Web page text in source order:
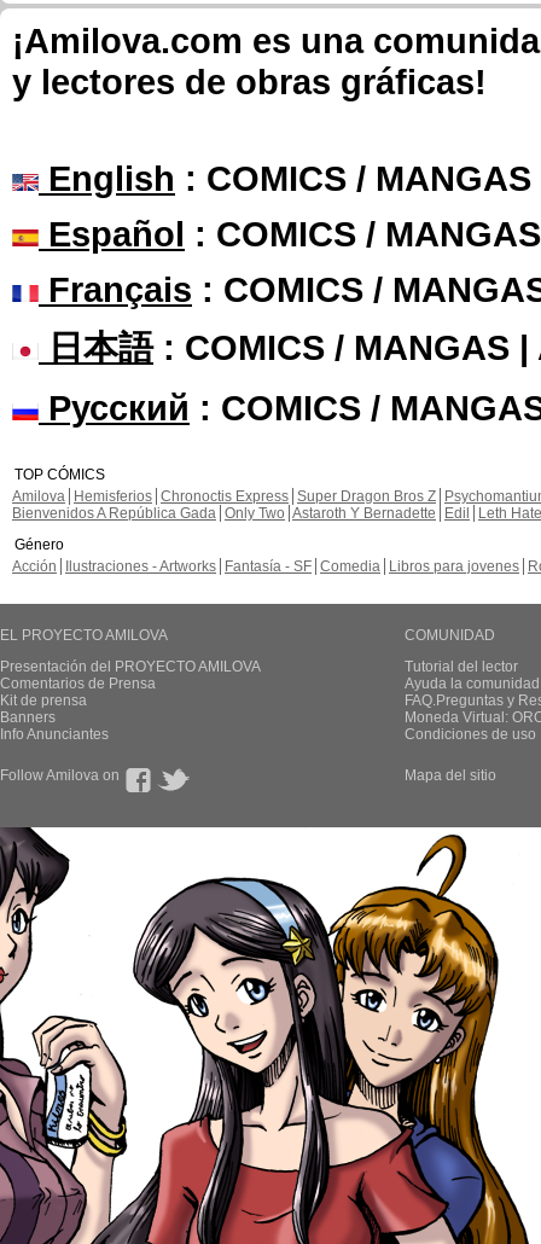
¡Amilova.com es una
y lectores de obras gráficas!
English : COMICS /
Español : COMICS /
Français : COMICS /
日本語: COMICS / MANGAS |
Русский : COMICS /
TOP CÓMICS
Amilova
Hemisferios Chronoctis Express Super Dragon Bros Z
Bienvenidos A República Gada Only Two Astaroth Y Bernadette Edil
Leth Hate
Género
Acción
Ilustraciones - Artworks Fantasía - SF Comedia Libros para jovenes
EL PROYECTO AMILOVA
Presentación del PROYECTO AMILOVA
Comentarios de Prensa
Kit de prensa
Banners
Info Anunciantes
COMUNIDAD
Tutorial del lector
Ayuda la
FAQ.Preguntas y
Moneda Virtual:
Condiciones de uso
Follow Amilova on Mapa del sitio